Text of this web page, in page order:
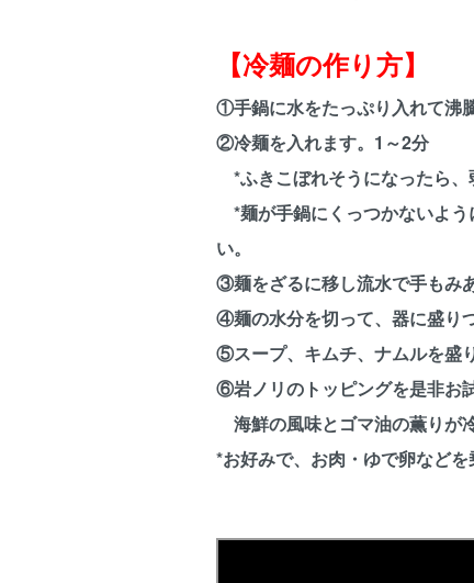
【冷麺の作り方】
①手鍋に水をたっぷり入れて沸
②冷麺を入れます。1～2分
*ふきこぼれそうになったら、
*麺が手鍋にくっつかないよう
い。
③麺をざるに移し流水で手もみ
④麺の水分を切って、器に盛り
⑤スープ、キムチ、ナムルを盛
⑥岩ノリのトッピングを是非お
海鮮の風味とゴマ油の薫りが
*お好みで、お肉・ゆで卵などを